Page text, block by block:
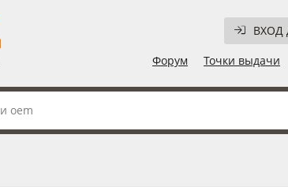
ВХОД
Форум
Точки выдачи